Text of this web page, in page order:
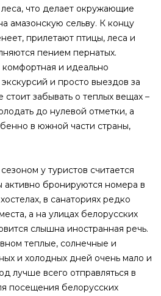
что делает окружающие
амазонскую сельву. К концу
прилетают птицы, леса и
пением пернатых.
и идеально
и просто выездов за
забывать о теплых вещах –
до нулевой отметки, а
в южной части страны,
у туристов считается
активно бронируются номера в
в санаториях редко
а на улицах белорусских
слышна иностранная речь.
теплые, солнечные и
и холодных дней очень мало и
лучше всего отправляться в
посещения белорусских